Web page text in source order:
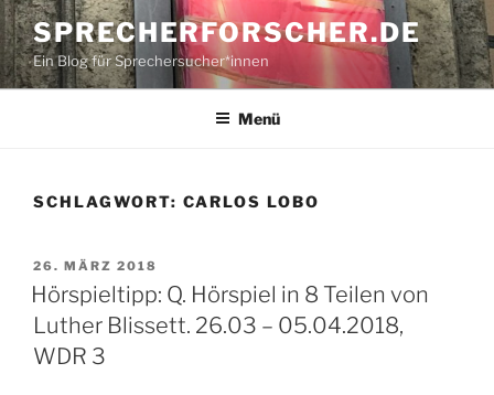
Zum
Inhalt
springen
SPRECHERFORSCHER.DE
Ein Blog für Sprechersucher*innen
Menü
SCHLAGWORT: CARLOS LOBO
VERÖFFENTLICHT
AM
26. MÄRZ 2018
Hörspieltipp: Q. Hörspiel in 8 Teilen von
Luther Blissett. 26.03 – 05.04.2018,
WDR 3